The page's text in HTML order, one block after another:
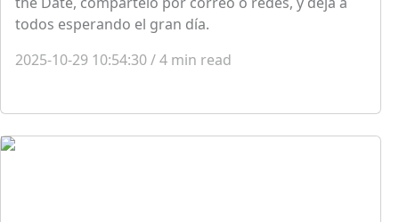
todos esperando el gran día.
2025-10-29 10:54:30/4 min read